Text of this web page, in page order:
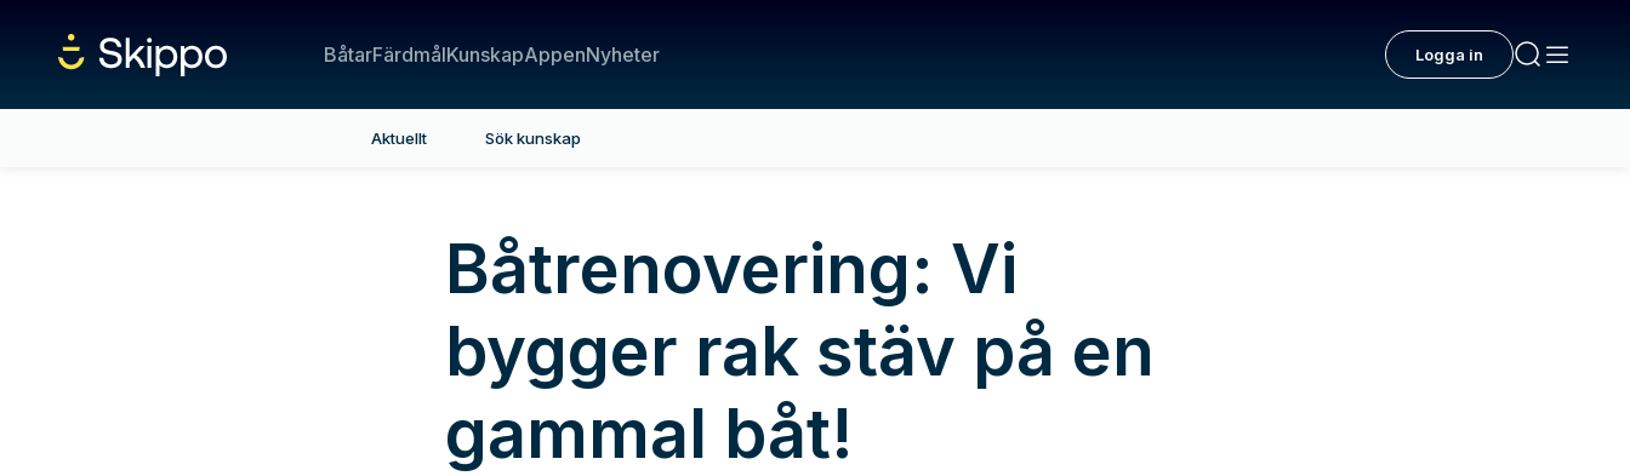
BåtarFärdmålKunskapAppenNyheter Logga in
Aktuellt Sök kunskap
Båtrenovering: Vi
bygger rak stäv på en
gammal båt!